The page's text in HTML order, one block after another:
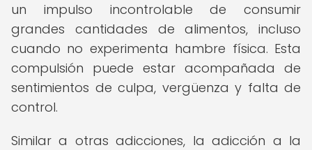
un impulso incontrolable de consumir
grandes cantidades de alimentos, incluso
cuando no experimenta hambre física. Esta
compulsión puede estar acompañada de
sentimientos de culpa, vergüenza y falta de
control.
Similar a otras adicciones, la adicción a la